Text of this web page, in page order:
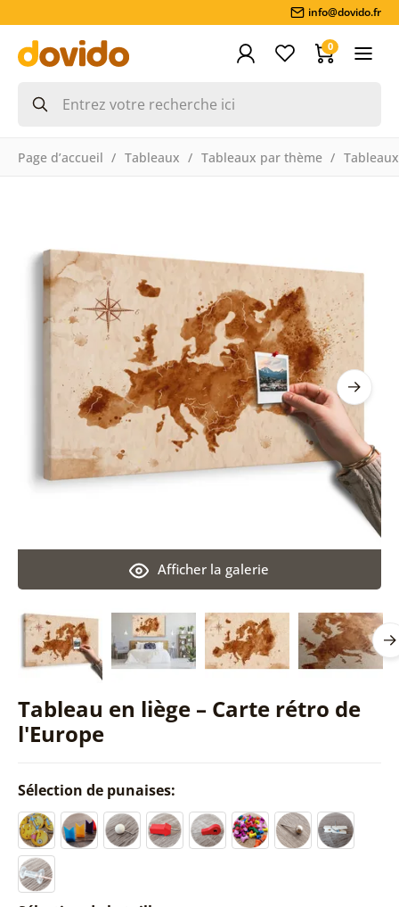
info@dovido.fr
0
Page d’accueil Tableaux Tableaux par thème
Tableau en liège – Carte rétro de
l'Europe
Afficher la galerie
Sélection de punaises: